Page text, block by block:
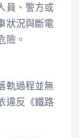
員、警方或
狀況與斷電
險。
軌過程並無
違反《鐵路